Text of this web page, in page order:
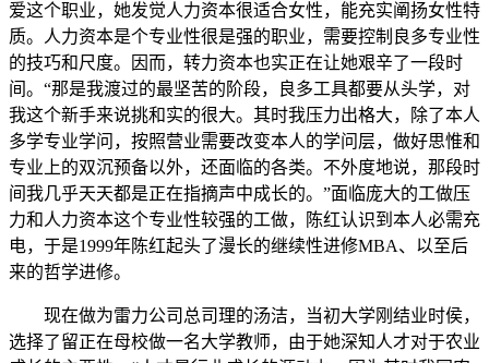
爱这个职业，她发觉人力资本很适合女性，能充实阐扬女性特
质。人力资本是个专业性很是强的职业，需要控制良多专业性
的技巧和尺度。因而，转力资本也实正在让她艰辛了一段时
间。“那是我渡过的最坚苦的阶段，良多工具都要从头学，对
我这个新手来说挑和实的很大。其时我压力出格大，除了本人
多学专业学问，按照营业需要改变本人的学问层，做好思惟和
专业上的双沉预备以外，还面临的各类。不外度地说，那段时
间我几乎天天都是正在指摘声中成长的。”面临庞大的工做压
力和人力资本这个专业性较强的工做，陈红认识到本人必需充
电，于是1999年陈红起头了漫长的继续性进修MBA、以至后
来的哲学进修。
现在做为雷力公司总司理的汤洁，当初大学刚结业时侯，
选择了留正在母校做一名大学教师，由于她深知人才对于农业